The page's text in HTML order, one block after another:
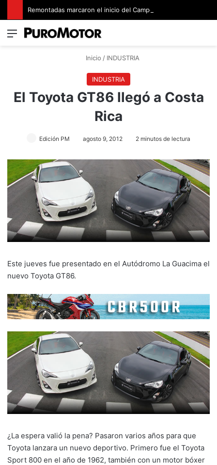
Menú
Inicio / INDUSTRIA
INDUSTRIA
El Toyota GT86 llegó a Costa
Rica
Edición PM agosto 9, 2012 2 minutos de lectura
Este jueves fue presentado en el Autódromo La Guacima el
nuevo Toyota GT86.
¿La espera valió la pena? Pasaron varios años para que
Toyota lanzara un nuevo deportivo. Primero fue el Toyota
Sport 800 en el año de 1962, también con un motor bóxer